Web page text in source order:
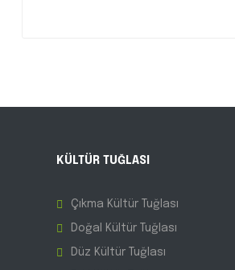
KÜLTÜR TUĞLASI
Çıkma Kültür Tuğlası
Doğal Kültür Tuğlası
Düz Kültür Tuğlası